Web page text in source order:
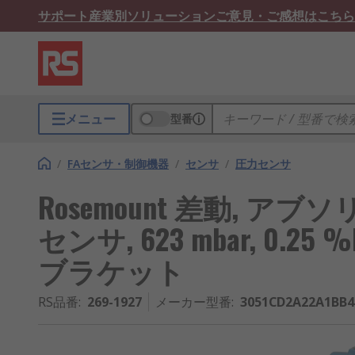
サポート産業別ソリューションご意見・ご感想はこちら
メニュー 型番
/ FAセンサ・制御機器 / センサ / 圧力センサ
Rosemount 差動, アブ
センサ, 623 mbar, 0.25
ブラケット
RS品番: 269-1927 メーカー型番: